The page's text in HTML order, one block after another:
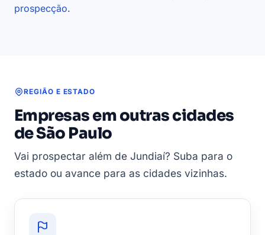
prospecção.
REGIÃO E ESTADO
Empresas em outras cidades
de São Paulo
Vai prospectar além de Jundiaí? Suba para o
estado ou avance para as cidades vizinhas.